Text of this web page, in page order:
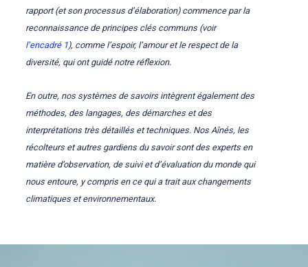
rapport (et son processus d’élaboration) commence par la
reconnaissance de principes clés communs (voir
l’encadré 1), comme l’espoir, l’amour et le respect de la
diversité, qui ont guidé notre réflexion.
En outre, nos systèmes de savoirs intègrent également des
méthodes, des langages, des démarches et des
interprétations très détaillés et techniques. Nos Aînés, les
récolteurs et autres gardiens du savoir sont des experts en
matière d’observation, de suivi et d’évaluation du monde qui
nous entoure, y compris en ce qui a trait aux changements
climatiques et environnementaux.